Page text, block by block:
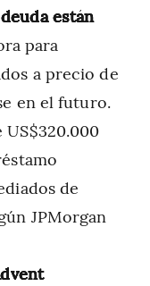
están
para
a precio de
en el futuro.
US$320.000
de
JPMorgan